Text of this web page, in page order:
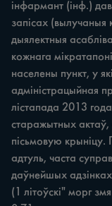
інфармант (інф.)
запісах (вылучаныя
дыялектныя
кожнага
населены пункт, у
адміністрацыйная
лістапада 2013
старажытных
пісьмовую крыніцу.
адтуль, часта
даўнейшых
(1 літоўскі" морг